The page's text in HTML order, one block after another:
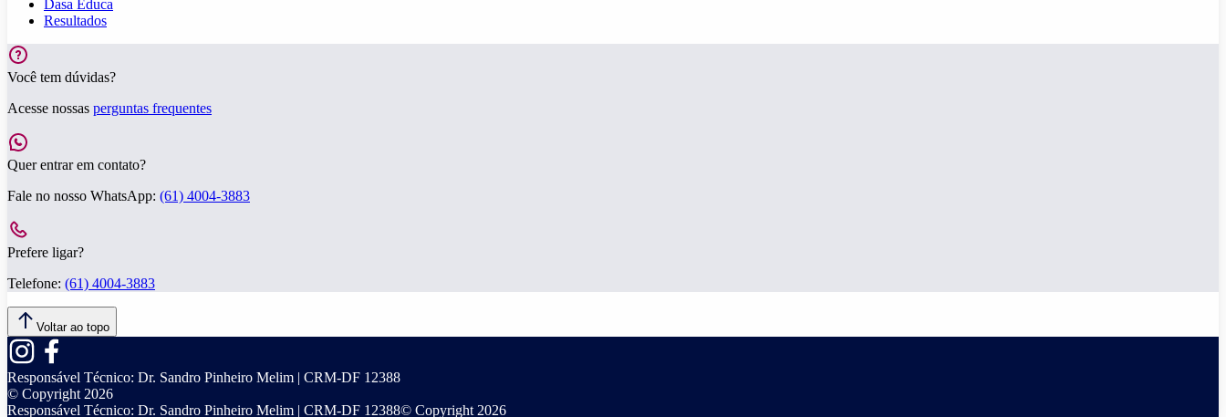
Dasa Educa
Resultados
Você tem dúvidas?
Acesse nossas perguntas frequentes
Quer entrar em contato?
Fale no nosso WhatsApp: (61) 4004-3883
Prefere ligar?
Telefone: (61) 4004-3883
Voltar ao topo
Responsável Técnico: Dr. Sandro Pinheiro Melim | CRM-DF 12388
© Copyright 2026
Responsável Técnico: Dr. Sandro Pinheiro Melim | CRM-DF 12388© Copyright 2026